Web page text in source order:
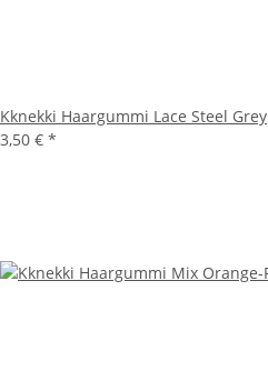
Kknekki Haargummi Lace Steel Grey
3,50 € *